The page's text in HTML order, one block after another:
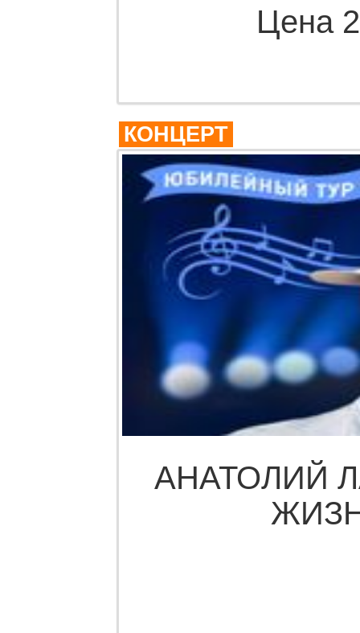
Цена
КОНЦЕРТ
АНАТОЛИЙ